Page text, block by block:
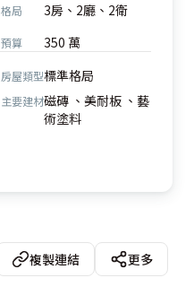
格局 3房、2廳、2衛
預算 350 萬
房屋類型標準格局
主要建材磁磚 、美耐板 、藝
術塗料
複製連結
更多